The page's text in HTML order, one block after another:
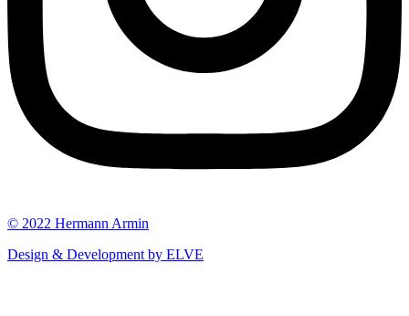
© 2022 Hermann Armin
Design & Development by ELVE